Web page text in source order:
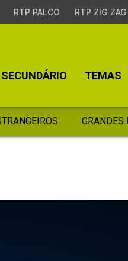
RTP PALCO RTP ZIG ZAG
SECUNDÁRIO TEMAS
GRANDES